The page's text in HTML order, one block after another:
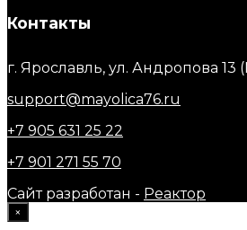
Контакты
г. Ярославль, ул. Андропова 13
support@mayolica76.ru
+7 905 631 25 22
+7 901 271 55 70
Сайт разработан - Реактор
×